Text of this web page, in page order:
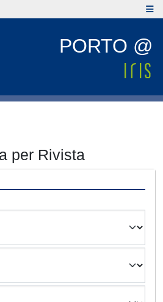
PORTO @
per Rivista